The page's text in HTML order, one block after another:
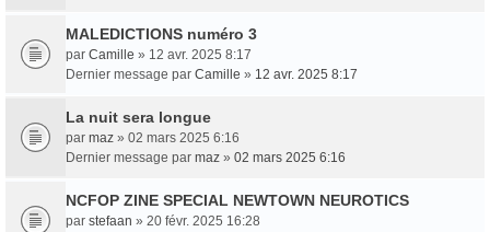
MALEDICTIONS numéro 3
par Camille » 12 avr. 2025 8:17
Dernier message par Camille » 12 avr. 2025 8:17
La nuit sera longue
par maz » 02 mars 2025 6:16
Dernier message par maz » 02 mars 2025 6:16
NCFOP ZINE SPECIAL NEWTOWN NEUROTICS
par stefaan » 20 févr. 2025 16:28